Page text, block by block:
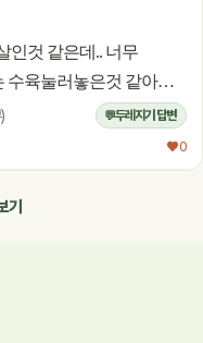
인것 같은데.. 너무
안되요~~
💬두레지기 답변
♥ 0
기